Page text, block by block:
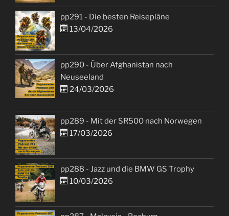
pp291 - Die besten Reisepläne
13/04/2026
pp290 - Über Afghanistan nach
Neuseeland
24/03/2026
pp289 - Mit der SR500 nach Norwegen
17/03/2026
pp288 - Jazz und die BMW GS Trophy
10/03/2026